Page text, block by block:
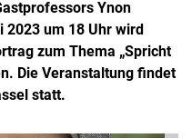
Ynon
2023 um 18 Uhr wird
zum Thema „Spricht
Die Veranstaltung findet
statt.